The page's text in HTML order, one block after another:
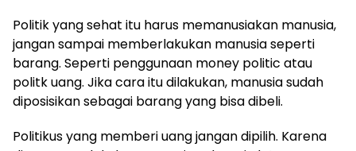
Politik yang sehat itu harus memanusiakan manusia,
jangan sampai memberlakukan manusia seperti
barang. Seperti penggunaan money politic atau
politk uang. Jika cara itu dilakukan, manusia sudah
diposisikan sebagai barang yang bisa dibeli.
Politikus yang memberi uang jangan dipilih. Karena